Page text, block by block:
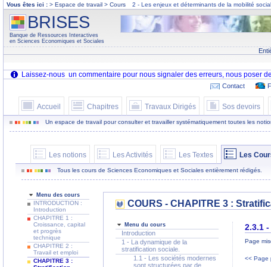
Vous êtes ici : > Espace de travail > Cours 2 - Les enjeux et déterminants de la mobilité
BRISES
Banque de Ressources Interactives
en Sciences Economiques et Sociales
Contact
Accueil Chapitres Travaux Dirigés Sos devoirs
Un espace de travail pour consulter et travailler systématiquement toutes les
Les notions Les Activités Les Textes Les
Tous les cours de Sciences Economiques et Sociales entièrement rédigés.
Menu des cours
INTRODUCTION :
Introduction
CHAPITRE 1 :
Croissance, capital
et progrès
technique
CHAPITRE 2 :
Travail et emploi
CHAPITRE 3 :
COURS - CHAPITRE 3 :
Menu du cours
Introduction
1 - La dynamique de la
stratification sociale.
1.1 - Les sociétés modernes
sont structurées par de
2.3.1
Page
<< Page